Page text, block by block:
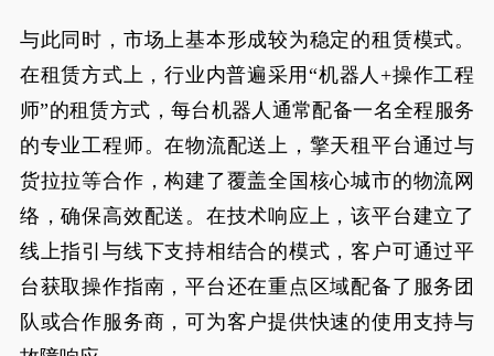
与此同时，市场上基本形成较为稳定的租赁模式。
在租赁方式上，行业内普遍采用“机器人+操作工程
师”的租赁方式，每台机器人通常配备一名全程服务
的专业工程师。在物流配送上，擎天租平台通过与
货拉拉等合作，构建了覆盖全国核心城市的物流网
络，确保高效配送。在技术响应上，该平台建立了
线上指引与线下支持相结合的模式，客户可通过平
台获取操作指南，平台还在重点区域配备了服务团
队或合作服务商，可为客户提供快速的使用支持与